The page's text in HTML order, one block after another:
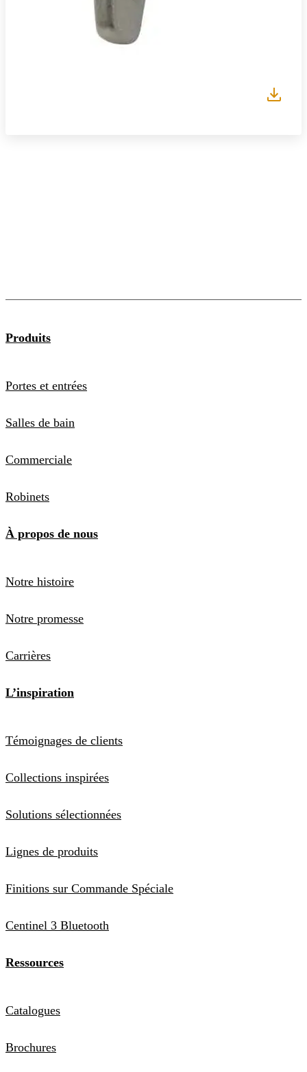
Produits
Portes et entrées
Salles de bain
Commerciale
Robinets
À propos de nous
Notre histoire
Notre promesse
Carrières
L’inspiration
Témoignages de clients
Collections inspirées
Solutions sélectionnées
Lignes de produits
Finitions sur Commande Spéciale
Centinel 3 Bluetooth
Ressources
Catalogues
Brochures